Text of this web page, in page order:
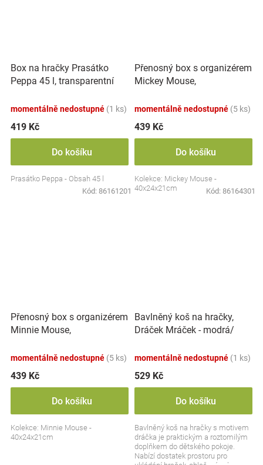
Box na hračky Prasátko
Peppa 45 l, transparentní
momentálně nedostupné (1 ks)
419 Kč
Do košíku
Prasátko Peppa - Obsah 45 l
Kód: 86161201
Přenosný box s organizérem
Mickey Mouse,
momentálně nedostupné (5 ks)
439 Kč
Do košíku
Kolekce: Mickey Mouse -
40x24x21cm
Kód: 86164301
Přenosný box s organizérem
Minnie Mouse,
růžová
momentálně nedostupné (5 ks)
439 Kč
Do košíku
Kolekce: Minnie Mouse -
40x24x21cm
Bavlněný koš na hračky,
Dráček Mráček - modrá/
momentálně nedostupné (1 ks)
529 Kč
Do košíku
Bavlněný koš na hračky s motivem
dráčka je praktickým a roztomilým
doplňkem do dětského pokoje.
Nabízí dostatek prostoru pro